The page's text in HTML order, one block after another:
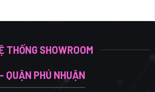
THỐNG SHOWROOM
QUẬN PHÚ NHUẬN